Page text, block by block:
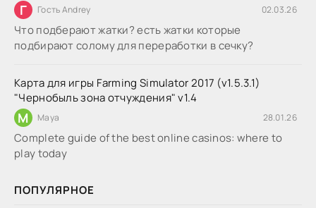
Г Гость Andrey 02.03.26
Что подберают жатки? есть жатки которые
подбирают солому для переработки в сечку?
Карта для игры Farming Simulator 2017 (v1.5.3.1)
"Чернобыль зона отчуждения" v1.4
M Maya 28.01.26
Complete guide of the best online casinos: where to
play today
ПОПУЛЯРНОЕ